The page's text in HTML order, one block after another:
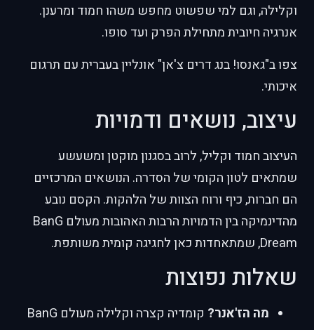
וקלילה, וגם למי שפשוט מחפש משהו חמוד ומרענן.
אנרגיה חיובית מתחילת הפרק ועד סופו.
צפו ב"גאנסו! בנג דרים צ'אן" אונליין בעברית עם תרגום
איכותי.
עיצוב, נושאים ודמויות
העיצוב חמוד וקליל, לרוב בסגנון מוקטן ומשעשע
שמתאים לטון הקומי של הסדרה. הנושאים המרכזיים
הם חברות, כיף ורוח הצוות של הלהקות. הקסם נובע
מהדינמיקה בין הדמויות הרבות האהובות מעולם BanG
Dream, שמתאחדות כאן לחגיגה קומית משותפת.
שאלות נפוצות
מה הז'אנר?
קומדיה קצרה וקלילה מעולם BanG